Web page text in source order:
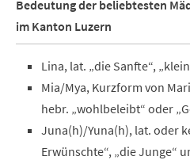
Bedeutung der beliebtesten
im Kanton Luzern
Lina, lat. „die Sanfte“,
Mia/Mya, Kurzform von
hebr. „wohlbeleibt“ oder
Juna(h)/Yuna(h), lat. oder
Erwünschte“, „die Junge“